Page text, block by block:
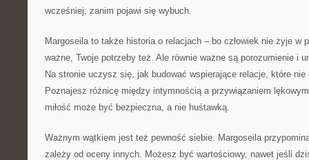
wcześniej, zanim pojawi się wybuch.
Margoseila to także historia o relacjach – bo człowiek nie żyje w
ważne, Twoje potrzeby też. Ale równie ważne są porozumienie i
Na stronie uczysz się, jak budować wspierające relacje, które
Poznajesz różnicę między intymnością a przywiązaniem
miłość może być bezpieczna, a nie huśtawką.
Ważnym wątkiem jest też pewność siebie. Margoseila
zależy od oceny innych. Możesz być wartościowy, nawet jeśli